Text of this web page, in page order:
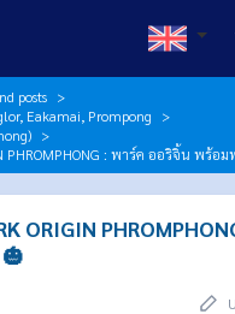
posts
Eakamai, Prompong
PHROMPHONG : พาร์ค ออริจิ้น พร้อ
ORIGIN